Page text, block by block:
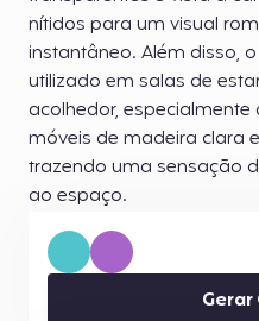
nítidos para um visual
instantâneo. Além disso,
utilizado em salas de
acolhedor,
móveis de madeira clara
trazendo uma sensação
ao espaço.
Gerar